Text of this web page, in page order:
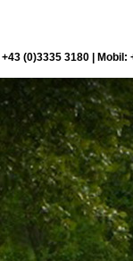
(0)3335 3180 |